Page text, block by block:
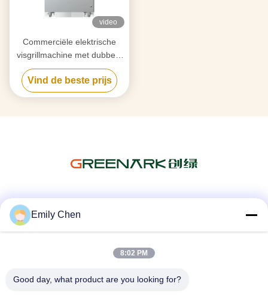
video
Commerciële elektrische
visgrillmachine met dubbele
laag en 4 compartimenten
Vind de beste prijs
Emily Chen
8:02 PM
Good day, what product are you looking for?